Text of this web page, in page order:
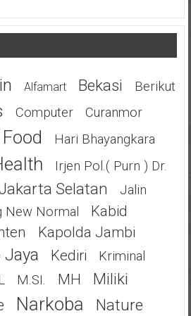
Alfamart Bekasi
Berikut
Computer Curanmor
Food
Hari Bhayangkara
Irjen Pol.( Purn ) Dr.
Selatan
Jalin
New Normal
Kabid
Kapolda Jambi
Kediri Kriminal
M.SI. MH
Miliki
Narkoba Nature